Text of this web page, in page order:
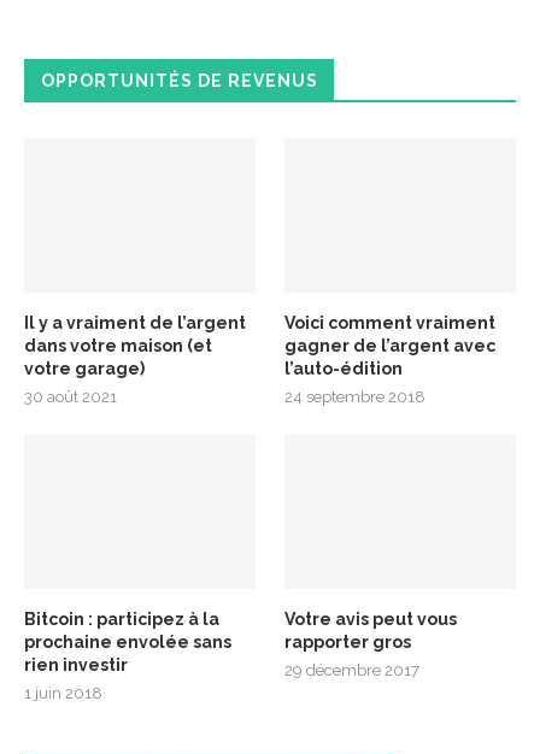
OPPORTUNITÉS DE REVENUS
Il y a vraiment de l’argent
dans votre maison (et
votre garage)
30 août 2021
Voici comment vraiment
gagner de l’argent avec
l’auto-édition
24 septembre 2018
Bitcoin : participez à la
prochaine envolée sans
rien investir
1 juin 2018
Votre avis peut vous
rapporter gros
29 décembre 2017